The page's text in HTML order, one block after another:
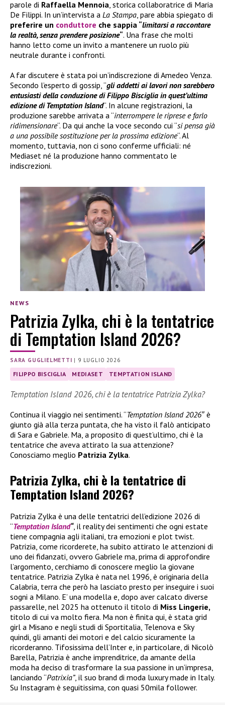
parole di Raffaella Mennoia, storica collaboratrice di Maria
De Filippi. In un’intervista a La Stampa, pare abbia spiegato di
preferire un conduttore che sappia “limitarsi a raccontare
la realtà, senza prendere posizione“. Una frase che molti
hanno letto come un invito a mantenere un ruolo più
neutrale durante i confronti.
A far discutere è stata poi un’indiscrezione di Amedeo Venza.
Secondo l’esperto di gossip, “gli addetti ai lavori non sarebbero
entusiasti della conduzione di Filippo Bisciglia in quest’ultima
edizione di Temptation Island“. In alcune registrazioni, la
produzione sarebbe arrivata a “interrompere le riprese e farlo
ridimensionare“. Da qui anche la voce secondo cui “si pensa già
a una possibile sostituzione per la prossima edizione“. Al
momento, tuttavia, non ci sono conferme ufficiali: né
Mediaset né la produzione hanno commentato le
indiscrezioni.
NEWS
Patrizia Zylka, chi è la tentatrice
di Temptation Island 2026?
SARA GUGLIELMETTI | 9 LUGLIO 2026
FILIPPO BISCIGLIA MEDIASET TEMPTATION ISLAND
Temptation Island 2026, chi è la tentatrice Patrizia Zylka?
Continua il viaggio nei sentimenti. “Temptation Island 2026″ è
giunto già alla terza puntata, che ha visto il falò anticipato
di Sara e Gabriele. Ma, a proposito di quest’ultimo, chi è la
tentatrice che aveva attirato la sua attenzione?
Conosciamo meglio Patrizia Zylka.
Patrizia Zylka, chi è la tentatrice di
Temptation Island 2026?
Patrizia Zylka è una delle tentatrici dell’edizione 2026 di
“Temptation Island“, il reality dei sentimenti che ogni estate
tiene compagnia agli italiani, tra emozioni e plot twist.
Patrizia, come ricorderete, ha subito attirato le attenzioni di
uno dei fidanzati, ovvero Gabriele ma, prima di approfondire
l’argomento, cerchiamo di conoscere meglio la giovane
tentatrice. Patrizia Zylka è nata nel 1996, è originaria della
Calabria, terra che però ha lasciato presto per inseguire i suoi
sogni a Milano. E’ una modella e, dopo aver calcato diverse
passarelle, nel 2025 ha ottenuto il titolo di Miss Lingerie,
titolo di cui va molto fiera. Ma non è finita qui, è stata grid
girl a Misano e negli studi di Sportitalia, Telenova e Sky
quindi, gli amanti dei motori e del calcio sicuramente la
ricorderanno. Tifosissima dell’Inter e, in particolare, di Nicolò
Barella, Patrizia è anche imprenditrice, da amante della
moda ha deciso di trasformare la sua passione in un’impresa,
lanciando “Patrixia”, il suo brand di moda luxury made in Italy.
Su Instagram è seguitissima, con quasi 50mila follower.